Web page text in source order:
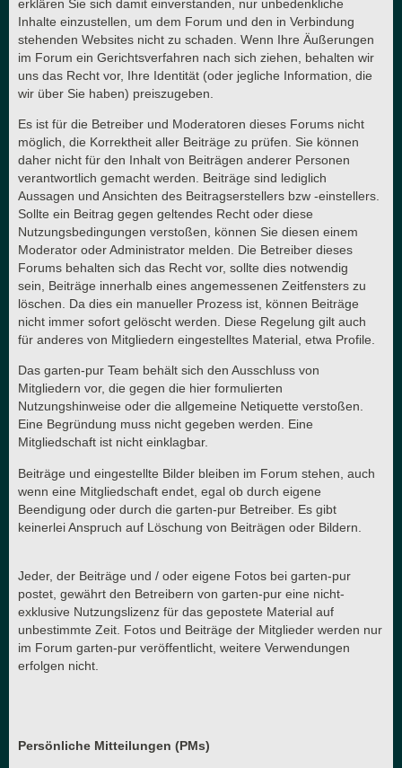
erklären Sie sich damit einverstanden, nur unbedenkliche
Inhalte einzustellen, um dem Forum und den in Verbindung
stehenden Websites nicht zu schaden. Wenn Ihre Äußerungen
im Forum ein Gerichtsverfahren nach sich ziehen, behalten wir
uns das Recht vor, Ihre Identität (oder jegliche Information, die
wir über Sie haben) preiszugeben.
Es ist für die Betreiber und Moderatoren dieses Forums nicht
möglich, die Korrektheit aller Beiträge zu prüfen. Sie können
daher nicht für den Inhalt von Beiträgen anderer Personen
verantwortlich gemacht werden. Beiträge sind lediglich
Aussagen und Ansichten des Beitragserstellers bzw -einstellers.
Sollte ein Beitrag gegen geltendes Recht oder diese
Nutzungsbedingungen verstoßen, können Sie diesen einem
Moderator oder Administrator melden. Die Betreiber dieses
Forums behalten sich das Recht vor, sollte dies notwendig
sein, Beiträge innerhalb eines angemessenen Zeitfensters zu
löschen. Da dies ein manueller Prozess ist, können Beiträge
nicht immer sofort gelöscht werden. Diese Regelung gilt auch
für anderes von Mitgliedern eingestelltes Material, etwa Profile.
Das garten-pur Team behält sich den Ausschluss von
Mitgliedern vor, die gegen die hier formulierten
Nutzungshinweise oder die allgemeine Netiquette verstoßen.
Eine Begründung muss nicht gegeben werden. Eine
Mitgliedschaft ist nicht einklagbar.
Beiträge und eingestellte Bilder bleiben im Forum stehen, auch
wenn eine Mitgliedschaft endet, egal ob durch eigene
Beendigung oder durch die garten-pur Betreiber. Es gibt
keinerlei Anspruch auf Löschung von Beiträgen oder Bildern.
Jeder, der Beiträge und / oder eigene Fotos bei garten-pur
postet, gewährt den Betreibern von garten-pur eine nicht-
exklusive Nutzungslizenz für das gepostete Material auf
unbestimmte Zeit. Fotos und Beiträge der Mitglieder werden nur
im Forum garten-pur veröffentlicht, weitere Verwendungen
erfolgen nicht.
Persönliche Mitteilungen (PMs)